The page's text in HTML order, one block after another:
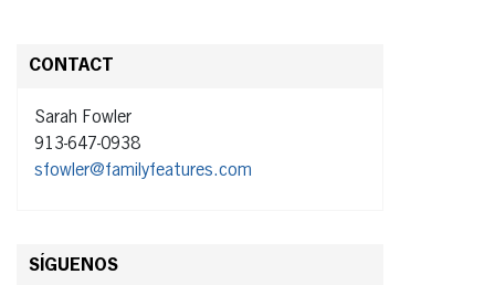
CONTACT
Sarah Fowler
913-647-0938
sfowler@familyfeatures.com
SÍGUENOS